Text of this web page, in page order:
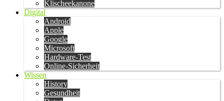
Klischeekanone
Digital
Android
Apple
Google
Microsoft
Hardware-Test
Online-Sicherheit
Wissen
History
Gesundheit